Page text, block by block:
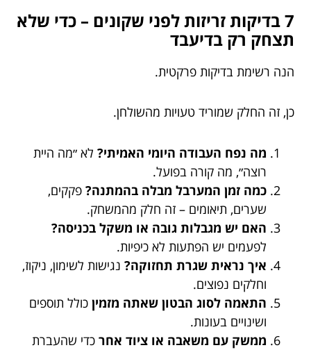
7 בדיקות זריזות לפני שקונים – כדי שלא
תצחק רק בדיעבד
הנה רשימת בדיקות פרקטית.
כן, זה החלק שמוריד טעויות מהשולחן.
מה נפח העבודה היומי האמיתי? לא ״מה היית
רוצה״, מה קורה בפועל.
כמה זמן המערבל מבלה בהמתנה? פקקים,
שערים, תיאומים – זה חלק מהמשחק.
האם יש מגבלות גובה או משקל בכניסה?
לפעמים יש הפתעות לא כיפיות.
איך נראית שגרת תחזוקה? נגישות לשימון, ניקוז,
וחלקים נפוצים.
התאמה לסוג הבטון שאתה מזמין כולל תוספים
ושינויים בעונות.
ממשק עם משאבה או ציוד אחר כדי שהעברת